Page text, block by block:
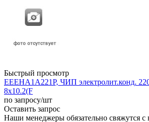
Быстрый просмотр
EEEHA1A221P, ЧИП электролит.конд.
8x10.2(F
по запросу/шт
Оставить запрос
Наши менеджеры обязательно свяжутся с